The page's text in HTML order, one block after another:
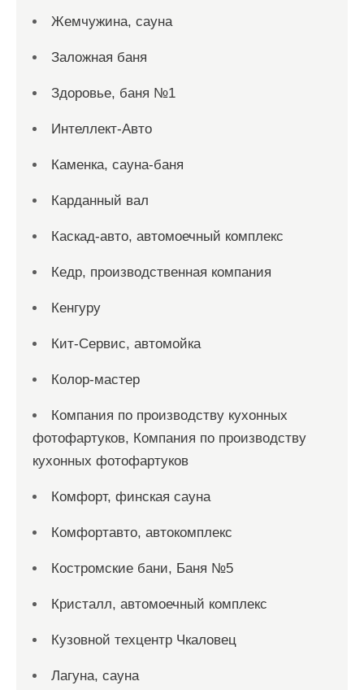
Жемчужина, сауна
Заложная баня
Здоровье, баня №1
Интеллект-Авто
Каменка, сауна-баня
Карданный вал
Каскад-авто, автомоечный комплекс
Кедр, производственная компания
Кенгуру
Кит-Сервис, автомойка
Колор-мастер
Компания по производству кухонных
фотофартуков, Компания по производству
кухонных фотофартуков
Комфорт, финская сауна
Комфортавто, автокомплекс
Костромские бани, Баня №5
Кристалл, автомоечный комплекс
Кузовной техцентр Чкаловец
Лагуна, сауна